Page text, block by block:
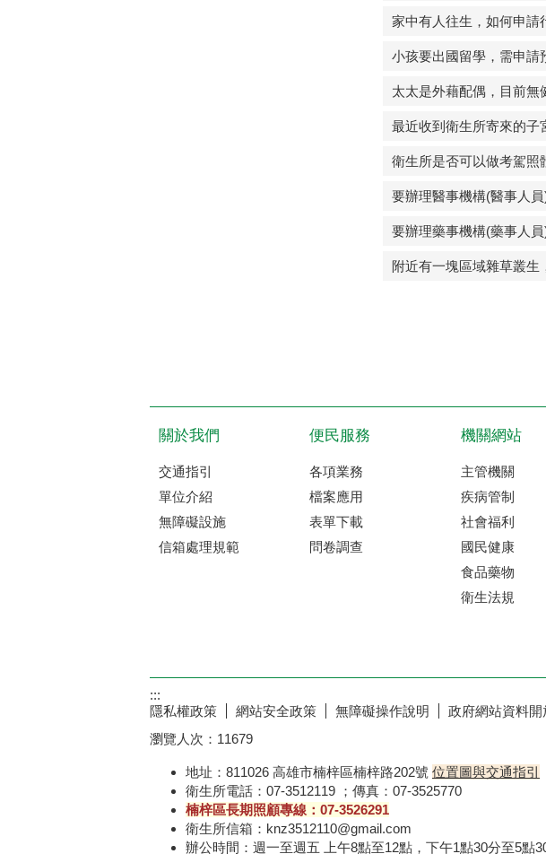
家中有人往生，如何申請
小孩要出國留學，需申請
太太是外藉配偶，目前無
最近收到衛生所寄來的子
衛生所是否可以做考駕照
要辦理醫事機構(醫事人
要辦理藥事機構(藥事人
附近有一塊區域雜草叢生
關於我們
交通指引
單位介紹
無障礙設施
信箱處理規範
便民服務
各項業務
檔案應用
表單下載
問卷調查
機關網站
主管機關
疾病管制
社會福利
國民健康
食品藥物
衛生法規
:::
隱私權政策
網站安全政策 無障礙操作說明
政府網站資料開
瀏覽人次： 11679
地址：811026 高雄市楠梓區楠梓路202號 位置圖與交通指引
衛生所電話：07-3512119 ；傳真：07-3525770
楠梓區長期照顧專線：07-3526291
衛生所信箱：knz3512110@gmail.com
辦公時間：週一至週五 上午8點至12點，下午1點30分至5點